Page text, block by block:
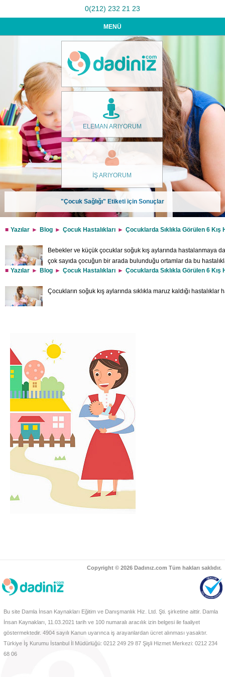
0(212) 232 21 23
MENÜ
ELEMAN ARIYORUM
İŞ ARIYORUM
"Çocuk Sağlığı" Etiketi için Sonuçlar
Yazılar Blog Çocuk Hastalıkları Çocuklarda Sıklıkla Görülen 6 Kış
Bebekler ve küçük çocuklar soğuk kış aylarında hastalanmaya
çok sayıda çocuğun bir arada bulunduğu ortamlar da bu
hastalıkları kimi zaman evde dikkatli ve bilinçli bir bakımla
bir hastaneye başvurmalıdırlar. Yazımızın sonunda çocukların hastaneye
Yazılar Blog Çocuk Hastalıkları Çocuklarda Sıklıkla Görülen 6 Kış
Çocukların soğuk kış aylarında sıklıkla maruz kaldığı hastalıklar
Copyright © 2026 Dadınız.com Tüm hakları saklıdır.
Bu site Damla İnsan Kaynakları Eğitim ve Danışmanlık Hiz. Ltd. Şti. şirketine aittir. Damla
İnsan Kaynakları, 11.03.2021 tarih ve 100 numaralı aracılık izin belgesi ile faaliyet
göstermektedir. 4904 sayılı Kanun uyarınca iş arayanlardan ücret alınması yasaktır.
Türkiye İş Kurumu İstanbul İl Müdürlüğü: 0212 249 29 87 Şişli Hizmet Merkezi: 0212 234
68 06